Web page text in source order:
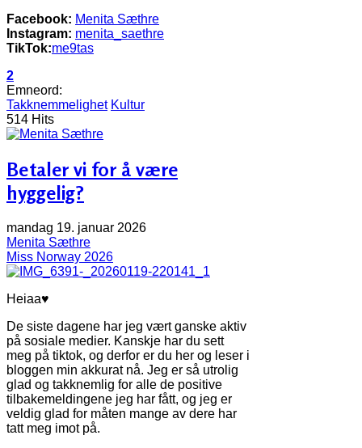
Facebook: Menita Sæthre
Instagram: menita_saethre
TikTok:me9tas
2
Emneord:
Takknemmelighet Kultur
514 Hits
Betaler vi for å være
hyggelig?
mandag 19. januar 2026
Menita Sæthre
Miss Norway 2026
Heiaa♥
De siste dagene har jeg vært ganske aktiv
på sosiale medier. Kanskje har du sett
meg på tiktok, og derfor er du her og leser i
bloggen min akkurat nå. Jeg er så utrolig
glad og takknemlig for alle de positive
tilbakemeldingene jeg har fått, og jeg er
veldig glad for måten mange av dere har
tatt meg imot på.